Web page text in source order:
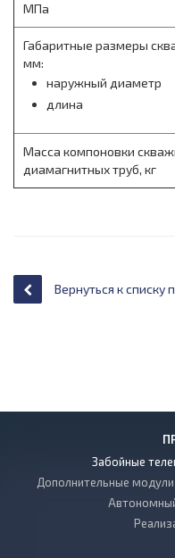
МПа
Габаритные размеры
мм:
наружный диаметр
длина
Масса компоновки
диамагнитных труб, кг
Вернуться к списку
Забойные
Дополнительные